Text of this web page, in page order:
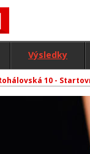
Výsledky
10 -